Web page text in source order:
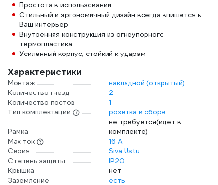
Простота в использовании
Стильный и эргономичный дизайн всегда впишется в
Ваш интерьер
Внутренняя конструкция из огнеупорного
термопластика
Усиленный корпус, стойкий к ударам
Характеристики
Монтаж
накладной (открытый)
Количество гнезд
2
Количество постов
1
Тип комплектации
розетка в сборе
Рамка
не требуется(идет в
комплекте)
Max ток
16 А
Серия
Siva Ustu
Степень защиты
IP20
Крышка
нет
Заземление
есть